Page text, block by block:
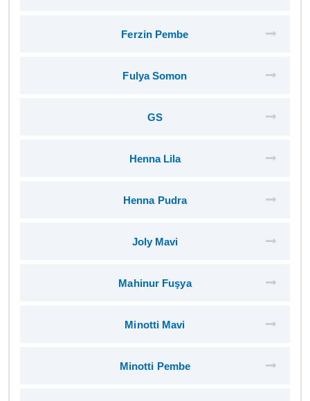
Ferzin Pembe
Fulya Somon
GS
Henna Lila
Henna Pudra
Joly Mavi
Mahinur Fuşya
Minotti Mavi
Minotti Pembe